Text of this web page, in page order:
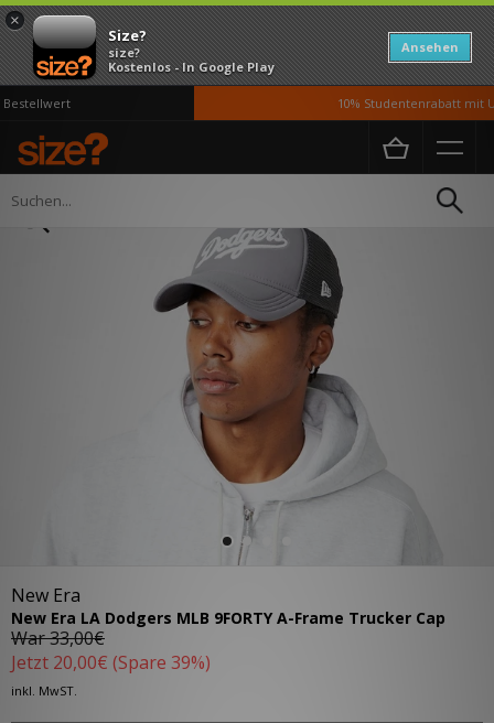
×
Size?
size?
Kostenlos - In Google Play
Ansehen
10% Studentenrabatt mit
Home Damen
New Era
New Era LA Dodgers MLB 9FORTY A-Frame Trucker Cap
War33,00€
Jetzt 20,00€ (Spare 39%)
inkl. MwST.